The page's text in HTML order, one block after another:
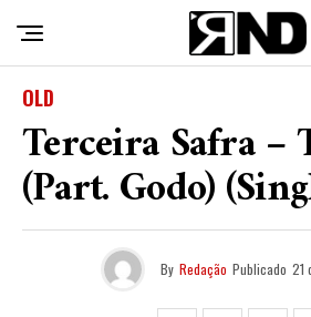
OLD
Terceira Safra –
(Part. Godo)
By Redação Publicado 21